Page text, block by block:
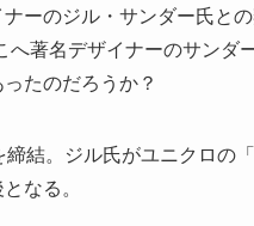
ーのジル・サンダー氏と
へ著名デザイナーのサン
たのだろうか？
結。ジル氏がユニクロの
なる。